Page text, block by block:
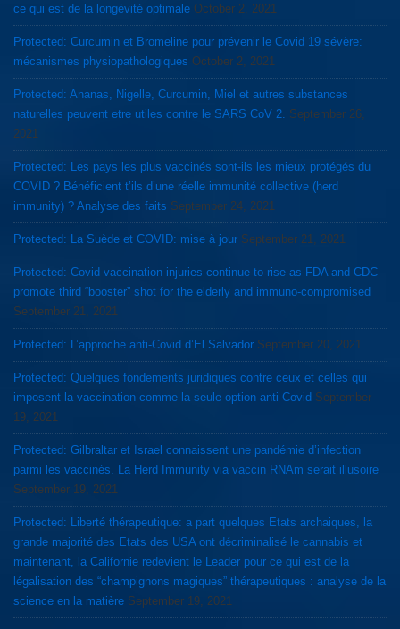
ce qui est de la longévité optimale October 2, 2021
Protected: Curcumin et Bromeline pour prévenir le Covid 19 sévère:
mécanismes physiopathologiques October 2, 2021
Protected: Ananas, Nigelle, Curcumin, Miel et autres substances
naturelles peuvent etre utiles contre le SARS CoV 2. September 26,
2021
Protected: Les pays les plus vaccinés sont-ils les mieux protégés du
COVID ? Bénéficient t’ils d’une réelle immunité collective (herd
immunity) ? Analyse des faits September 24, 2021
Protected: La Suède et COVID: mise à jour September 21, 2021
Protected: Covid vaccination injuries continue to rise as FDA and CDC
promote third “booster” shot for the elderly and immuno-compromised
September 21, 2021
Protected: L’approche anti-Covid d’El Salvador September 20, 2021
Protected: Quelques fondements juridiques contre ceux et celles qui
imposent la vaccination comme la seule option anti-Covid September
19, 2021
Protected: Gilbraltar et Israel connaissent une pandémie d’infection
parmi les vaccinés. La Herd Immunity via vaccin RNAm serait illusoire
September 19, 2021
Protected: Liberté thérapeutique: a part quelques Etats archaiques, la
grande majorité des Etats des USA ont décriminalisé le cannabis et
maintenant, la Californie redevient le Leader pour ce qui est de la
légalisation des “champignons magiques” thérapeutiques : analyse de la
science en la matière September 19, 2021